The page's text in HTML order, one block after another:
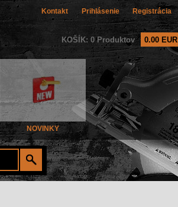
Kontakt Prihlásenie Registrácia
KOŠÍK: 0 Produktov 0.00 EUR
NOVINKY